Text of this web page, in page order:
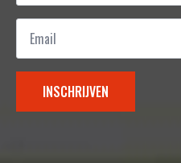
Email
INSCHRIJVEN